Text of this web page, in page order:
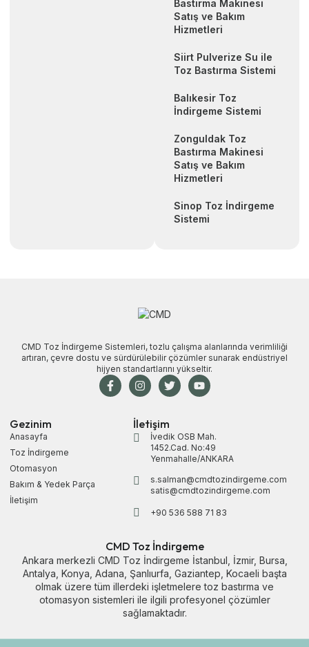
Bastırma Makinesi
Satış ve Bakım
Hizmetleri
Siirt Pulverize Su ile
Toz Bastırma Sistemi
Balıkesir Toz
İndirgeme Sistemi
Zonguldak Toz
Bastırma Makinesi
Satış ve Bakım
Hizmetleri
Sinop Toz İndirgeme
Sistemi
CMD Toz İndirgeme Sistemleri, tozlu çalışma alanlarında verimliliği
artıran, çevre dostu ve sürdürülebilir çözümler sunarak endüstriyel
hijyen standartlarını yükseltir.
Gezinim
Anasayfa
Toz İndirgeme
Otomasyon
Bakım & Yedek Parça
İletişim
İletişim
İvedik OSB Mah.
1452.Cad. No:49
Yenmahalle/ANKARA
s.salman@cmdtozindirgeme.com
satis@cmdtozindirgeme.com
+90 536 588 71 83
CMD Toz İndirgeme
Ankara merkezli CMD Toz İndirgeme İstanbul , İzmir, Bursa,
Antalya, Konya, Adana, Şanlıurfa, Gaziantep, Kocaeli başta
olmak üzere tüm illerdeki işletmelere toz bastırma ve
otomasyon sistemleri ile ilgili profesyonel çözümler
sağlamaktadır.